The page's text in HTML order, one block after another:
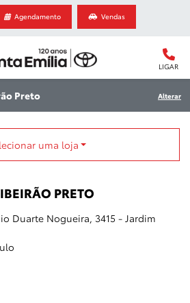
Agendamento Vendas
LIGAR
Preto Alterar
uma loja
PRETO
Duarte Nogueira, 3415 - Jardim